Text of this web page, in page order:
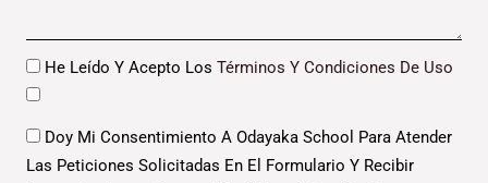
DatosHe Leído Y Acepto Los Términos Y Condiciones De Uso
DatosDoy Mi Consentimiento A Odayaka School Para Atender
Las Peticiones Solicitadas En El Formulario Y Recibir